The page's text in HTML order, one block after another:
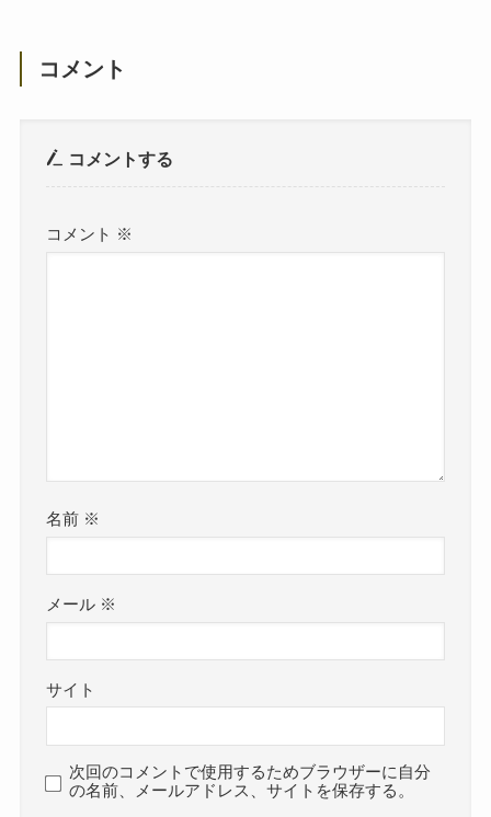
コメント
コメントする
コメント ※
名前 ※
メール ※
サイト
次回のコメントで使用するためブラウザーに自分
の名前、メールアドレス、サイトを保存する。